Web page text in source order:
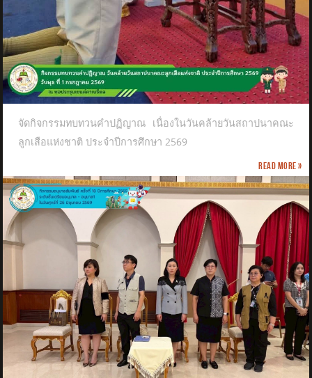
จัดกิจกรรมทบทวนคำปฏิญาณ เนื่องในวันคล้ายวันสถาปนาคณะ
ลูกเสือแห่งชาติ​ ประจำปีการศึกษา 2569
Read more »